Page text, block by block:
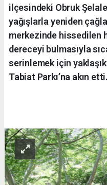
ilçesindeki Obruk
yağışlarla yeniden
merkezinde hissedilen
dereceyi bulmasıyla
serinlemek için
Tabiat Parkı’na akın etti.